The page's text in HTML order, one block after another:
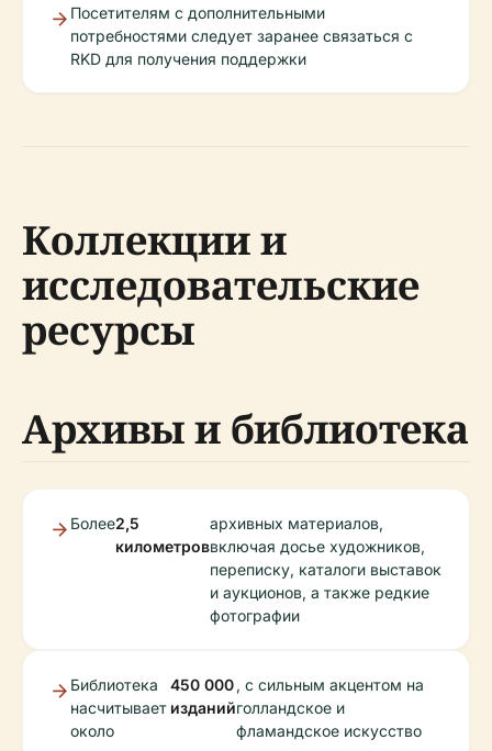
Посетителям с дополнительными
потребностями следует заранее связаться с
RKD для получения поддержки
Коллекции и
исследовательские
ресурсы
Архивы и библиотека
Более2,5
километров
архивных материалов,
включая досье художников,
переписку, каталоги выставок
и аукционов, а также редкие
фотографии
Библиотека
насчитывает
около
450 000
изданий
, с сильным акцентом на
голландское и
фламандское искусство